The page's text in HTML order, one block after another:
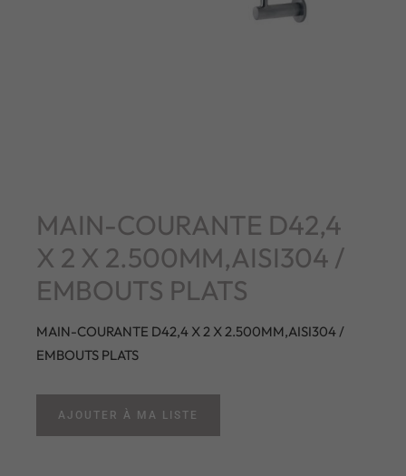
MAIN-COURANTE D42,4
X 2 X 2.500MM,AISI304 /
EMBOUTS PLATS
MAIN-COURANTE D42,4 X 2 X 2.500MM,AISI304 /
EMBOUTS PLATS
AJOUTER À MA LISTE